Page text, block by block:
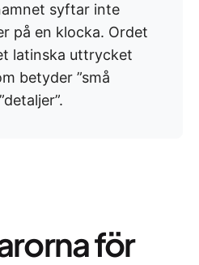
syftar inte
på en klocka. Ordet
latinska uttrycket
betyder ”små
för